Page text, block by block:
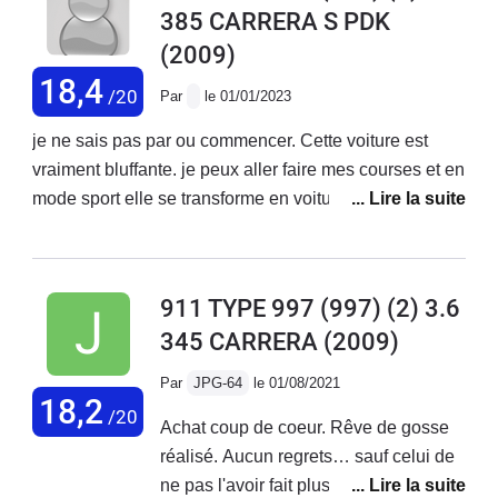
depuis plus de quarante ans et je n’ai
jamais eu de remorquage auparavant)
fois en ville( cable de la boîte de
vitesse cassé).
18,4/20
385 CARRERA S PDK
(2009)
Par le 01/01/2023
je ne sais pas par ou commencer. Cette voiture est
vraiment bluffante. je peux aller faire mes courses et en
mode sport elle se transforme en voiture de circuit.la
le cuir ne vieillit pas, je n'ai absolument rien à dire !J'ai
c'est ne pas avoir franchit le pas avant sur la marque
Porsche et en particulier la 997.
18,2 /20
911 TYPE 997 (997) (2) 3.6
345 CARRERA (2009)
Par JPG-64 le 01/08/2021
Achat coup de coeur. Rêve de gosse
réalisé. Aucun regrets… sauf celui de
ne pas l'avoir fait plus tôt. La fluidité